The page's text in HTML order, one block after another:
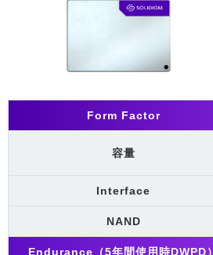
Form Factor
容量
Interface
NAND
Endurance（5年間使用時DWPD）